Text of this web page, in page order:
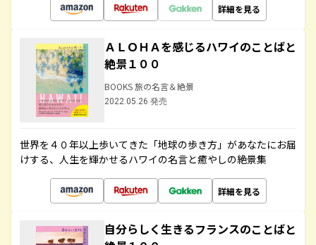
詳細を見る
ＡＬＯＨＡを感じるハワイのことばと
絶景１００
BOOKS 旅の名言＆絶景
2022.05.26 発売
世界を４０年以上歩いてきた「地球の歩き方」があなたにお届
けする、人生を輝かせるハワイの名言と癒やしの絶景集
詳細を見る
自分らしく生きるフランスのことばと